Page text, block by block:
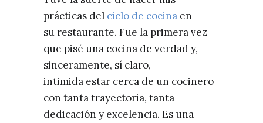
prácticas del ciclo de cocina en
su restaurante. Fue la primera vez
que pisé una cocina de verdad y,
sinceramente, sí claro,
intimida estar cerca de un cocinero
con tanta trayectoria, tanta
dedicación y excelencia. Es una